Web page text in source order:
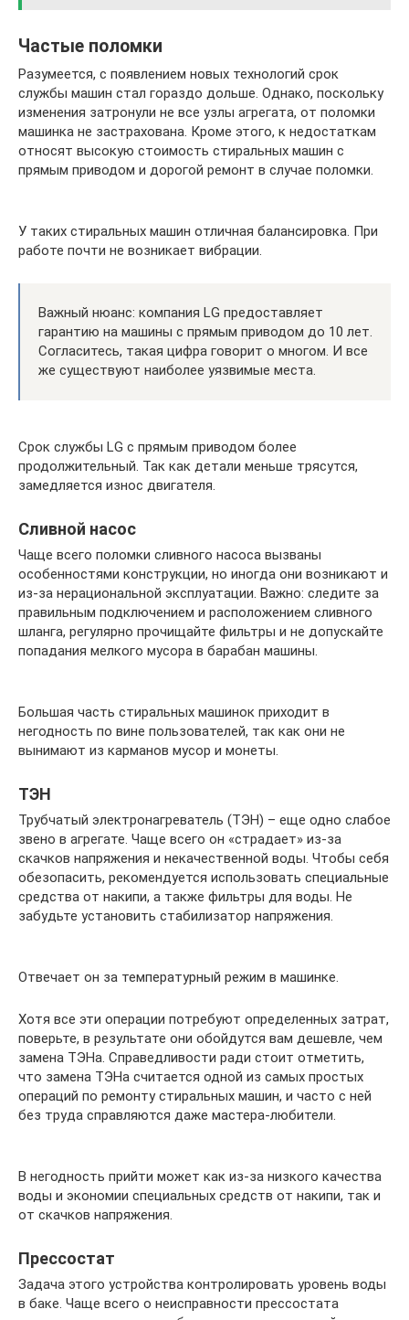
Частые поломки
Разумеется, с появлением новых технологий срок
службы машин стал гораздо дольше. Однако, поскольку
изменения затронули не все узлы агрегата, от поломки
машинка не застрахована. Кроме этого, к недостаткам
относят высокую стоимость стиральных машин с
прямым приводом и дорогой ремонт в случае поломки.
У таких стиральных машин отличная балансировка. При
работе почти не возникает вибрации.
Важный нюанс: компания LG предоставляет
гарантию на машины с прямым приводом до 10 лет.
Согласитесь, такая цифра говорит о многом. И все
же существуют наиболее уязвимые места.
Срок службы LG с прямым приводом более
продолжительный. Так как детали меньше трясутся,
замедляется износ двигателя.
Сливной насос
Чаще всего поломки сливного насоса вызваны
особенностями конструкции, но иногда они возникают и
из-за нерациональной эксплуатации. Важно: следите за
правильным подключением и расположением сливного
шланга, регулярно прочищайте фильтры и не допускайте
попадания мелкого мусора в барабан машины.
Большая часть стиральных машинок приходит в
негодность по вине пользователей, так как они не
вынимают из карманов мусор и монеты.
ТЭН
Трубчатый электронагреватель (ТЭН) – еще одно слабое
звено в агрегате. Чаще всего он «страдает» из-за
скачков напряжения и некачественной воды. Чтобы себя
обезопасить, рекомендуется использовать специальные
средства от накипи, а также фильтры для воды. Не
забудьте установить стабилизатор напряжения.
Отвечает он за температурный режим в машинке.
Хотя все эти операции потребуют определенных затрат,
поверьте, в результате они обойдутся вам дешевле, чем
замена ТЭНа. Справедливости ради стоит отметить,
что замена ТЭНа считается одной из самых простых
операций по ремонту стиральных машин, и часто с ней
без труда справляются даже мастера-любители.
В негодность прийти может как из-за низкого качества
воды и экономии специальных средств от накипи, так и
от скачков напряжения.
Прессостат
Задача этого устройства контролировать уровень воды
в баке. Чаще всего о неисправности прессостата